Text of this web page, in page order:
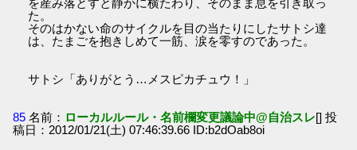
を産み落とすと静かに横たわり、そのまま息を引き取っ
た。
そのはかない命のサイクルを目の当たりにしたサトシ達
は、たまごを抱きしめて一筋、涙を零すのであった。
サトシ「ありがとう…メスピカチュウ！」
85 名前： ローカルルール・名前欄変更議論中@自治スレ[] 投
稿日：2012/01/21(土) 07:46:39.66 ID:b2dOab8oi